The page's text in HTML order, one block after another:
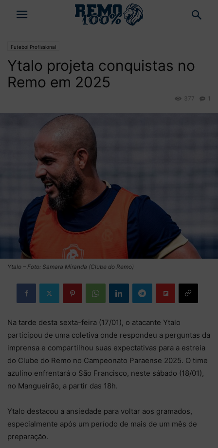
Futebol Profissional
Ytalo projeta conquistas no
Remo em 2025
1
377
Ytalo – Foto: Samara Miranda (Clube do Remo)
Na tarde desta sexta-feira (17/01), o atacante Ytalo
participou de uma coletiva onde respondeu a perguntas da
imprensa e compartilhou suas expectativas para a estreia
do Clube do Remo no Campeonato Paraense 2025. O time
azulino enfrentará o São Francisco, neste sábado (18/01),
no Mangueirão, a partir das 18h.
Ytalo destacou a ansiedade para voltar aos gramados,
especialmente após um período de mais de um mês de
preparação.